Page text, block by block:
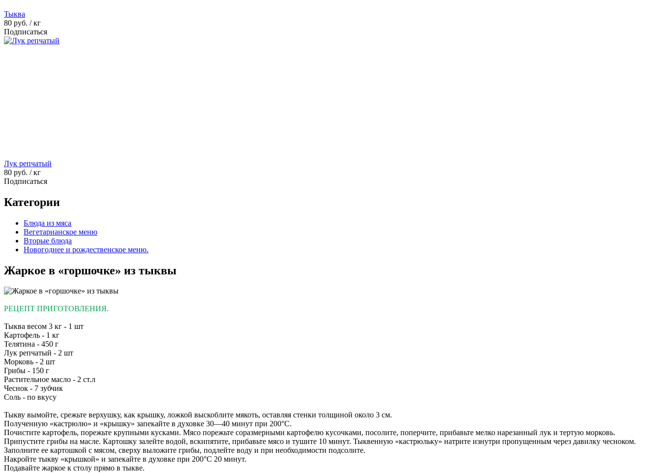
Тыква
80 руб. / кг
Подписаться
Лук репчатый
80 руб. / кг
Подписаться
Категории
Блюда из мяса
Вегетарианское меню
Вторые блюда
Новогоднее и рождественское меню.
Жаркое в «горшочке» из тыквы
РЕЦЕПТ ПРИГОТОВЛЕНИЯ.
Тыква весом 3 кг - 1 шт
Картофель - 1 кг
Телятина - 450 г
Лук репчатый - 2 шт
Морковь - 2 шт
Грибы - 150 г
Растительное масло - 2 ст.л
Чеснок - 7 зубчик
Соль - по вкусу
Тыкву вымойте, срежьте верхушку, как крышку, ложкой выскоблите мякоть, оставляя стенки толщиной около 3 см.
Полученную «кастрюлю» и «крышку» запекайте в духовке 30—40 минут при 200°С.
Почистите картофель, порежьте крупными кусками. Мясо порежьте соразмерными картофелю кусочками, посолите, поперчите, прибавьте мелко нарезанный лук и тертую морковь.
Припустите грибы на масле. Картошку залейте водой, вскипятите, прибавьте мясо и тушите 10 минут. Тыквенную «кастрюльку» натрите изнутри пропущенным через давилку чесноком.
Заполните ее картошкой с мясом, сверху выложите грибы, подлейте воду и при необходимости подсолите.
Накройте тыкву «крышкой» и запекайте в духовке при 200°С 20 минут.
Подавайте жаркое к столу прямо в тыкве.